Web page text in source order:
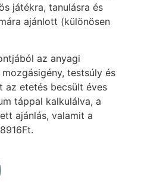
játékra, tanulásra és
ajánlott (különösen
az anyagi
testsúly és
az etetés becsült éves
táppal kalkulálva, a
ajánlás, valamit a